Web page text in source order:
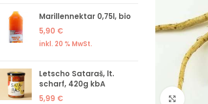
Marillennektar 0,75l, bio
5,90 €
inkl. 20 % MwSt.
Letscho Sataraš, lt.
scharf, 420g kbA
5,99 €